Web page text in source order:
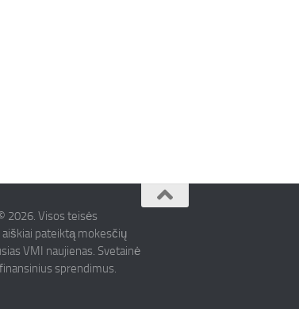
2026. Visos teisės
pateiktą mokesčių
VMI naujienas. Svetainė
sprendimus.